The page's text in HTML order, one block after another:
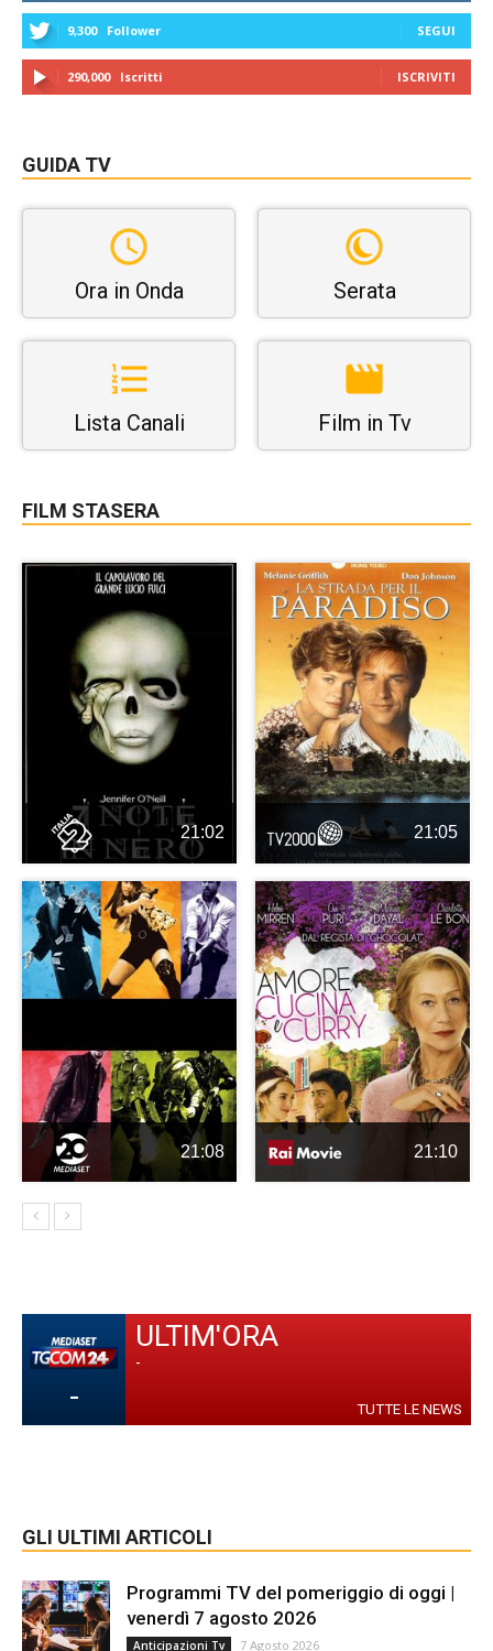
9,300 Follower SEGUI
290,000 Iscritti ISCRIVITI
GUIDA TV
Ora in Onda Serata
Lista Canali Film in Tv
FILM STASERA
21:02 21:05
21:08 21:10
-
ULTIM'ORA
-
TUTTE LE NEWS
GLI ULTIMI ARTICOLI
Programmi TV del pomeriggio di oggi |
venerdì 7 agosto 2026
Anticipazioni Tv 7 Agosto 2026